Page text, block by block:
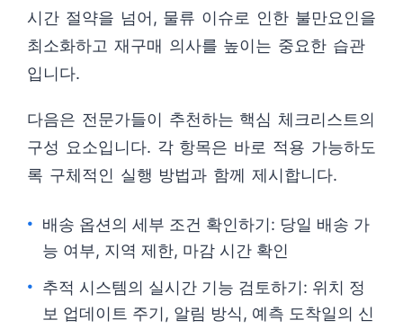
시간 절약을 넘어, 물류 이슈로 인한 불만요인을
최소화하고 재구매 의사를 높이는 중요한 습관
입니다.
다음은 전문가들이 추천하는 핵심 체크리스트의
구성 요소입니다. 각 항목은 바로 적용 가능하도
록 구체적인 실행 방법과 함께 제시합니다.
배송 옵션의 세부 조건 확인하기: 당일 배송 가
능 여부, 지역 제한, 마감 시간 확인
추적 시스템의 실시간 기능 검토하기: 위치 정
보 업데이트 주기, 알림 방식, 예측 도착일의 신